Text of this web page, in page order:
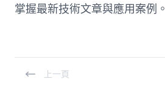
掌握最新技術文章與應用案例。
上一頁